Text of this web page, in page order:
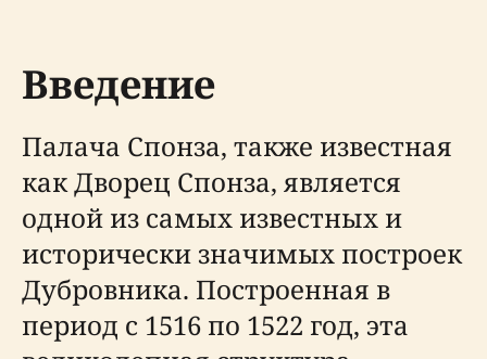
Введение
Палача Спонза, также известная
как Дворец Спонза, является
одной из самых известных и
исторически значимых построек
Дубровника. Построенная в
период с 1516 по 1522 год, эта